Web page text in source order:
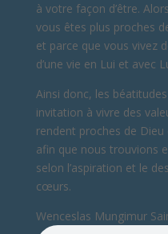
à votre façon d’être.
vous êtes plus proches
et parce que vous vivez
d’une vie en Lui et avec
Ainsi donc, les
invitation à vivre des
rendent proches de
afin que nous trouvions
selon l’aspiration et le
cœurs.
Wenceslas Mungimur